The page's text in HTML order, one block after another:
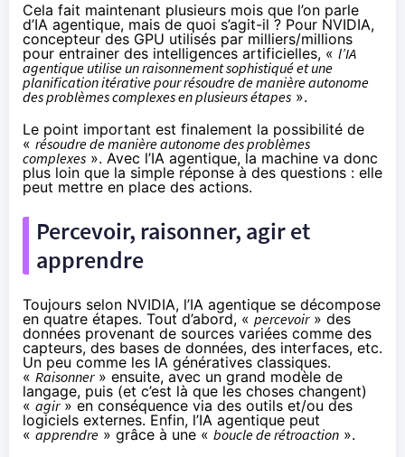
Cela fait maintenant plusieurs mois que l’on parle
d’IA agentique, mais de quoi s’agit-il ? Pour NVIDIA,
concepteur des GPU utilisés par milliers/millions
pour entrainer des intelligences artificielles, « l’IA
agentique utilise un raisonnement sophistiqué et une
planification itérative pour résoudre de manière autonome
des problèmes complexes en plusieurs étapes ».
Le point important est finalement la possibilité de
« résoudre de manière autonome des problèmes
complexes ». Avec l’IA agentique, la machine va donc
plus loin que la simple réponse à des questions : elle
peut mettre en place des actions.
Percevoir, raisonner, agir et
apprendre
Toujours selon NVIDIA, l’IA agentique se décompose
en quatre étapes. Tout d’abord, « percevoir» des
données provenant de sources variées comme des
capteurs, des bases de données, des interfaces, etc.
Un peu comme les IA génératives classiques.
« Raisonner» ensuite, avec un grand modèle de
langage, puis (et c’est là que les choses changent)
« agir» en conséquence via des outils et/ou des
logiciels externes. Enfin, l’IA agentique peut
« apprendre » grâce à une « boucle de rétroaction ».